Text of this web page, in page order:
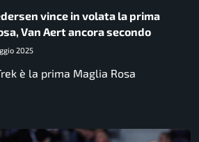
vince in volata la prima
Van Aert ancora secondo
2025
è la prima Maglia Rosa